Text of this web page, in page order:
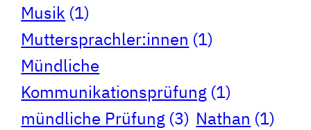
Musik (1)
Muttersprachler:innen (1)
Mündliche
Kommunikationsprüfung (1)
mündliche Prüfung (3) Nathan (1)